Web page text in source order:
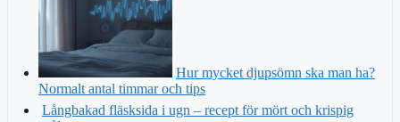
Hur mycket djupsömn ska man ha?
Normalt antal timmar och tips
Långbakad fläsksida i ugn – recept för mört och krispig